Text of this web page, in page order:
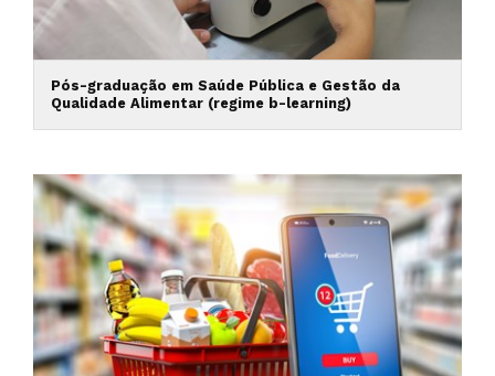
Pós-graduação em Saúde Pública e Gestão da
Qualidade Alimentar (regime b-learning)